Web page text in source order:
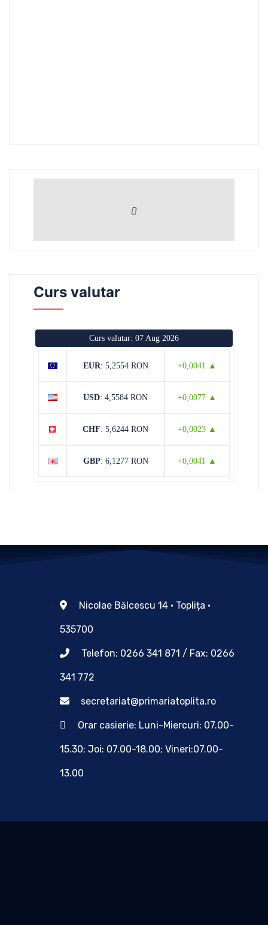
Curs valutar
Curs valutar: 07 Aug 2026
EUR: 5,2554 RON +0,0041 ▲
USD: 4,5584 RON +0,0077 ▲
CHF: 5,6244 RON +0,0023 ▲
GBP: 6,1277 RON +0,0041 ▲
Nicolae Bălcescu 14 • Toplița •
535700
Telefon: 0266 341 871 / Fax: 0266
341 772
secretariat@primariatoplita.ro
Orar casierie: Luni-Miercuri: 07.00-
15.30; Joi: 07.00-18.00; Vineri:07.00-
13.00